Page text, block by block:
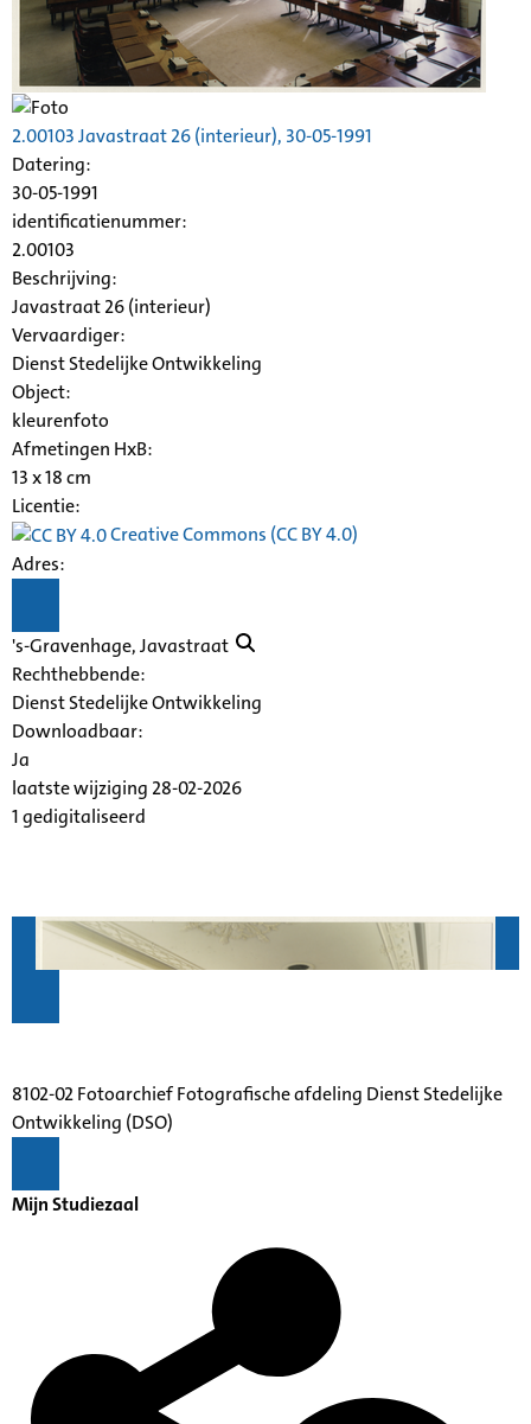
2.00103Javastraat26 (interieur), 30-05-1991
Datering:
30-05-1991
identificatienummer:
2.00103
Beschrijving:
Javastraat26 (interieur)
Vervaardiger:
Dienst Stedelijke Ontwikkeling
Object:
kleurenfoto
Afmetingen HxB:
13 x 18 cm
Licentie:
Creative Commons (CC BY 4.0)
Adres:
's-Gravenhage,Javastraat
Rechthebbende:
Dienst Stedelijke Ontwikkeling
Downloadbaar:
Ja
laatste wijziging 28-02-2026
1 gedigitaliseerd
8102-02 Fotoarchief Fotografische afdeling Dienst Stedelijke
Ontwikkeling (DSO)
Mijn Studiezaal